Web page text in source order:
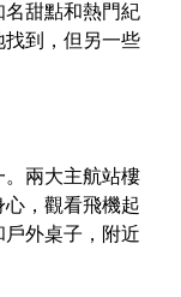
名甜點和熱門紀
到，但另一些
兩大主航站樓
，觀看飛機起
外桌子，附近